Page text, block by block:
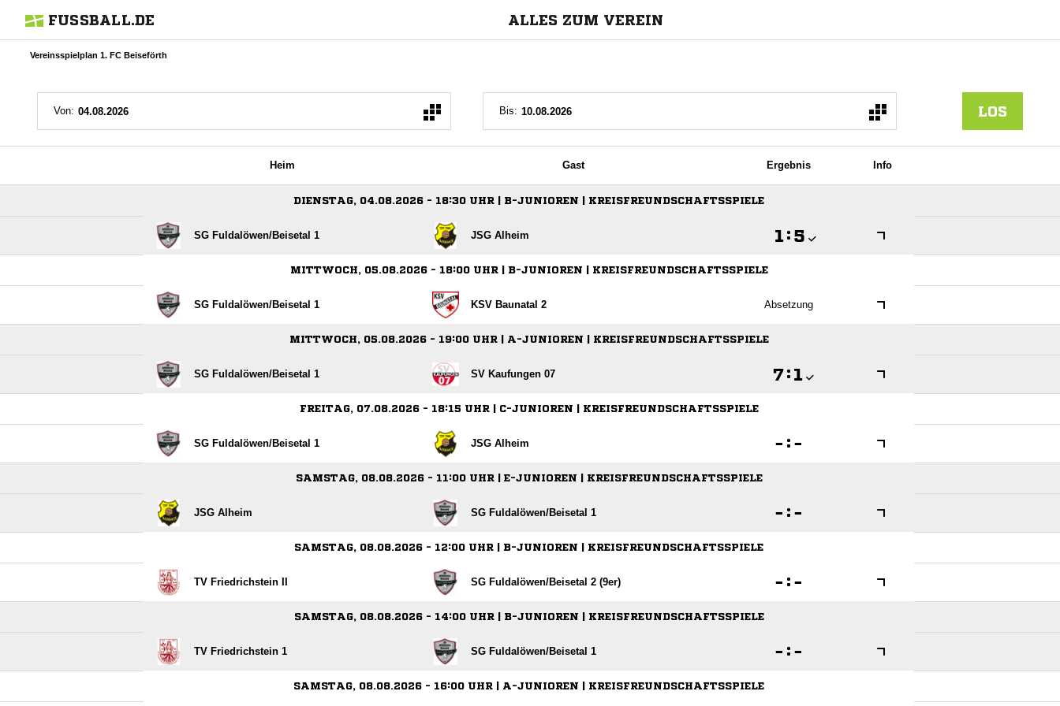
FUSSBALL.DE ALLES ZUM VEREIN
Vereinsspielplan 1. FC Beiseförth
Von: Bis: LOS
Heim Gast Ergebnis Info
DIENSTAG, 04.08.2026 - 18:30 UHR | B-JUNIOREN | KREISFREUNDSCHAFTSSPIELE
SG Fuldalöwen/​Beisetal 1 JSG Alheim  : 
MITTWOCH, 05.08.2026 - 18:00 UHR | B-JUNIOREN | KREISFREUNDSCHAFTSSPIELE
SG Fuldalöwen/​Beisetal 1 KSV Baunatal 2 Absetzung
MITTWOCH, 05.08.2026 - 19:00 UHR | A-JUNIOREN | KREISFREUNDSCHAFTSSPIELE
SG Fuldalöwen/​Beisetal 1 SV Kaufungen 07  : 
FREITAG, 07.08.2026 - 18:15 UHR | C-JUNIOREN | KREISFREUNDSCHAFTSSPIELE
SG Fuldalöwen/​Beisetal 1 JSG Alheim  : 
SAMSTAG, 08.08.2026 - 11:00 UHR | E-JUNIOREN | KREISFREUNDSCHAFTSSPIELE
JSG Alheim SG Fuldalöwen/​Beisetal 1  : 
SAMSTAG, 08.08.2026 - 12:00 UHR | B-JUNIOREN | KREISFREUNDSCHAFTSSPIELE
TV Friedrichstein II SG Fuldalöwen/​Beisetal 2 (9er)  : 
SAMSTAG, 08.08.2026 - 14:00 UHR | B-JUNIOREN | KREISFREUNDSCHAFTSSPIELE
TV Friedrichstein 1 SG Fuldalöwen/​Beisetal 1  : 
SAMSTAG, 08.08.2026 - 16:00 UHR | A-JUNIOREN | KREISFREUNDSCHAFTSSPIELE